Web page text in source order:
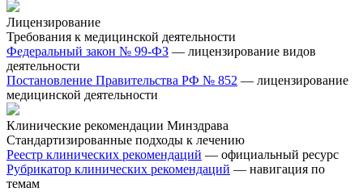
Лицензирование
Требования к медицинской деятельности
Федеральный закон № 99-ФЗ — лицензирование видов
деятельности
Постановление Правительства РФ № 852 — лицензирование
медицинской деятельности
Клинические рекомендации Минздрава
Стандартизированные подходы к лечению
Реестр клинических рекомендаций — официальный ресурс
Рубрикатор клинических рекомендаций — навигация по
темам